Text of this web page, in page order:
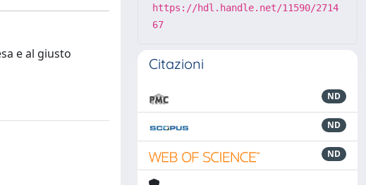
e al giusto
https://hdl.handle.net/11590/2714
67
Citazioni
ND
ND
ND